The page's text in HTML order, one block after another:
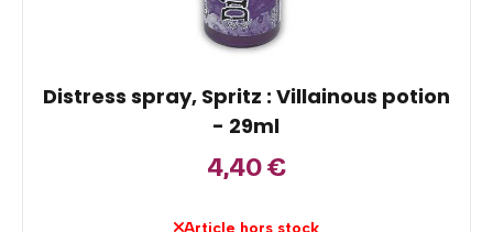
Distress spray, Spritz : Villainous potion
- 29ml
4,40€
Article hors stock